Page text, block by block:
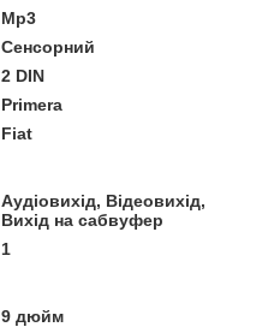
Mp3
Сенсорний
2 DIN
Primera
Fiat
Аудіовихід, Відеовихід,
Вихід на сабвуфер
1
9 дюйм